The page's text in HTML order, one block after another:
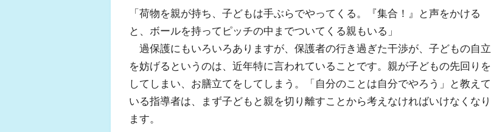
「荷物を親が持ち、子どもは手ぶらでやってくる。『集合！』と声をかける
と、ボールを持ってピッチの中までついてくる親もいる」
過保護にもいろいろありますが、保護者の行き過ぎた干渉が、子どもの自立
を妨げるというのは、近年特に言われていることです。親が子どもの先回りを
してしまい、お膳立てをしてしまう。「自分のことは自分でやろう」と教えて
いる指導者は、まず子どもと親を切り離すことから考えなければいけなくなり
ます。